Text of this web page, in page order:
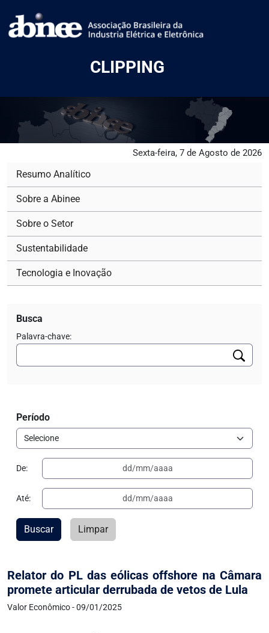
CLIPPING
Sexta-feira, 7 de Agosto de 2026
Relator do PL das eólicas offshore na Câmara
promete articular derrubada de vetos de Lula
Valor Econômico - 09/01/2025
Resumo Analítico
Sobre a Abinee
Sobre o Setor
Sustentabilidade
Tecnologia e Inovação
Busca
Palavra-chave:
Período
De:
Até:
Buscar Limpar